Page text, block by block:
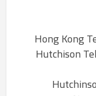
45404 –